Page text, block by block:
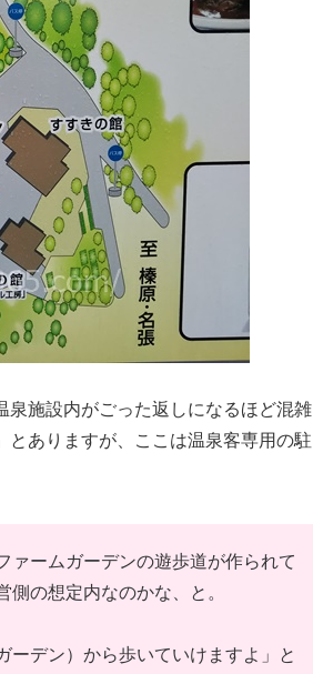
泉施設内がごった返しになるほど混雑
とありますが、ここは温泉客専用の駐
ームガーデンの遊歩道が作られて
の想定内なのかな、と。
ーデン）から歩いていけますよ」と